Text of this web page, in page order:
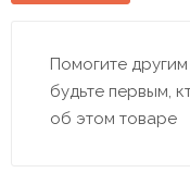
Помогите
будьте первым,
об этом товаре